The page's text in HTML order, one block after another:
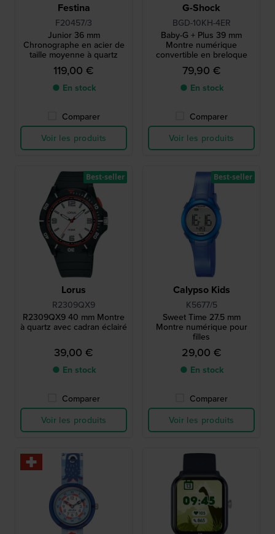
Festina
F20457/3
Junior 36 mm
Chronographe en acier de
taille moyenne à quartz
119,00 €
● En stock
Comparer
Voir les produits
G-Shock
BGD-10KH-4ER
Baby-G + Plus 39 mm
Montre numérique
convertible en breloque
79,90 €
● En stock
Comparer
Voir les produits
Lorus
R2309QX9
R2309QX9 40 mm Montre
à quartz avec cadran éclairé
39,00 €
● En stock
Comparer
Voir les produits
Best-seller
Calypso Kids
K5677/5
Sweet Time 27.5 mm
Montre numérique pour
filles
29,00 €
● En stock
Comparer
Voir les produits
Best-seller